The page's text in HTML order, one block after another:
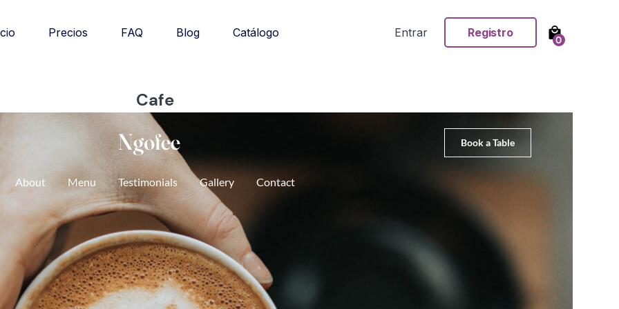
Precios FAQ Blog Catálogo Entrar Registro
0
Cafe